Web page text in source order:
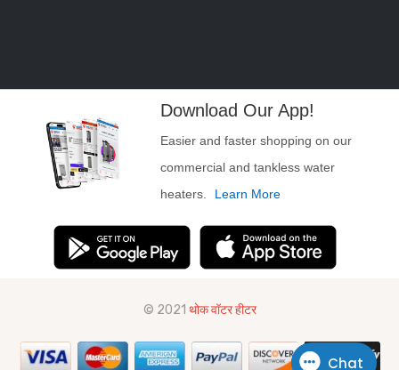
Download Our App!
Easier and faster shopping on our
commercial and tankless water
heaters.
Learn More
© 2021 थोक वॉटर हीटर